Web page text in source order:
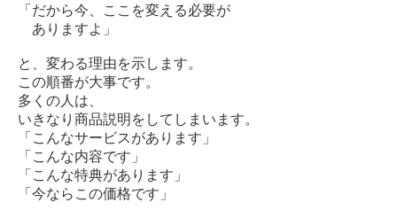
「だから今、ここを変える必要が
ありますよ」
と、変わる理由を示します。
この順番が大事です。
多くの人は、
いきなり商品説明をしてしまいます。
「こんなサービスがあります」
「こんな内容です」
「こんな特典があります」
「今ならこの価格です」